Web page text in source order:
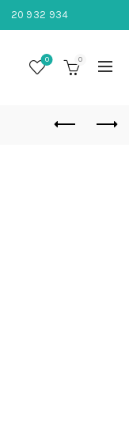
20 932 934
0 0